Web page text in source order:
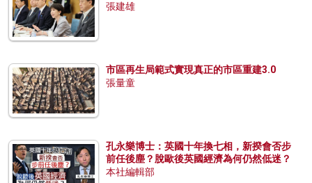
張建雄
市區再生局範式實現真正的市區重建3.0
張量童
孔永樂博士：英國十年換七相，新揆會否步
前任後塵？脫歐後英國經濟為何仍然低迷？
本社編輯部